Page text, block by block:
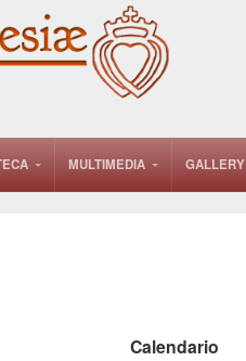
MULTIMEDIA GALLERY
Calendario